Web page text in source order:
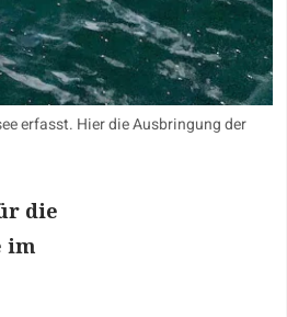
erfasst. Hier die Ausbringung der
die
im